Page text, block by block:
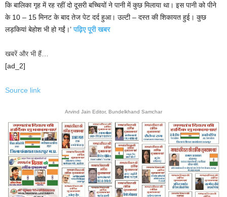
कि बालिका गृह में रह रहीं दो दूसरी बच्चियों ने पानी में कुछ मिलाया था। इस पानी को पीने
के 10 – 15 मिनट के बाद तेज पेट दर्द हुआ। उल्टी – दस्त की शिकायत हुई। कुछ
लड़कियां बेहोश भी हो गईं।’पढ़िए पूरी खबर
खबरें और भी हैं…
[ad_2]
Source link
Arvind Jain Editor, Bundelkhand Samchar